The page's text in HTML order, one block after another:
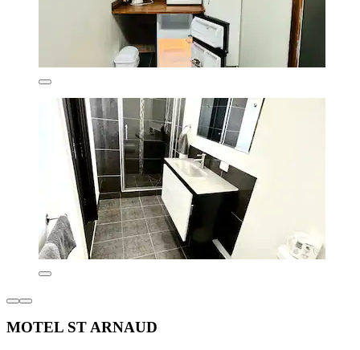
MOTEL ST ARNAUD